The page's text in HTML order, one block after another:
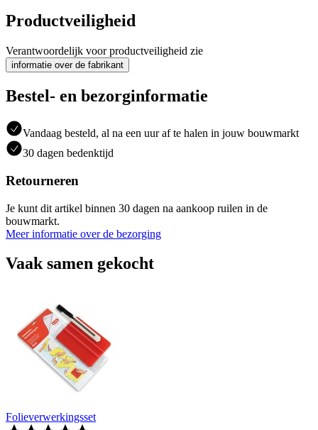
Productveiligheid
Verantwoordelijk voor productveiligheid zie
informatie over de fabrikant
Bestel- en bezorginformatie
Vandaag besteld, al na een uur af te halen in jouw bouwmarkt
30 dagen bedenktijd
Retourneren
Je kunt dit artikel binnen 30 dagen na aankoop ruilen in de
bouwmarkt.
Meer informatie over de bezorging
Vaak samen gekocht
Folieverwerkingsset